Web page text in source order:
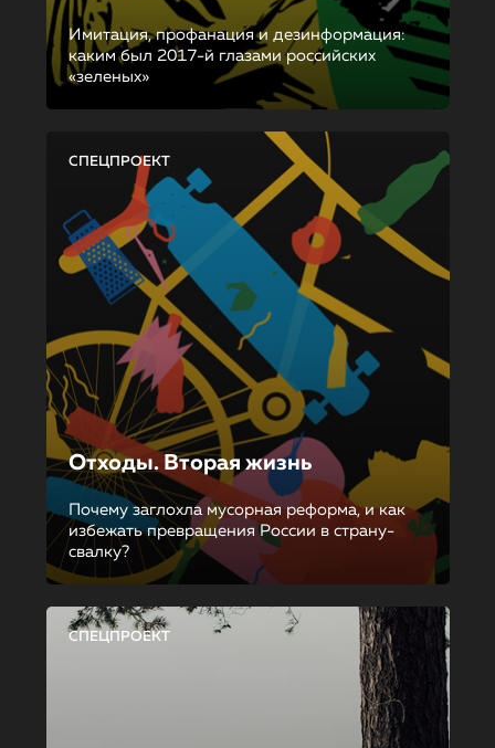
Имитация, профанация и дезинформация:
каким был 2017-й глазами российских
«зеленых»
СПЕЦПРОЕКТ
Отходы. Вторая жизнь
Почему заглохла мусорная реформа, и как
избежать превращения России в страну-
свалку?
СПЕЦПРОЕКТ